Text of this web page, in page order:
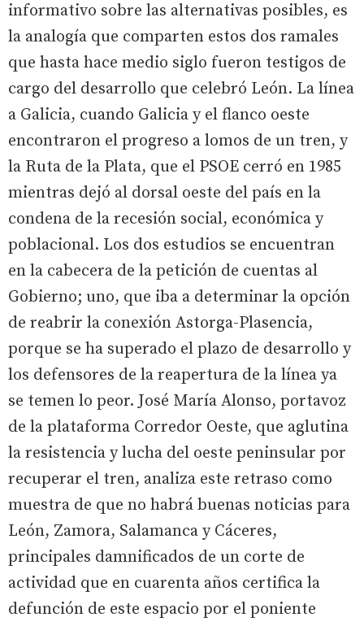
informativo sobre las alternativas posibles, es
la analogía que comparten estos dos ramales
que hasta hace medio siglo fueron testigos de
cargo del desarrollo que celebró León. La línea
a Galicia, cuando Galicia y el flanco oeste
encontraron el progreso a lomos de un tren, y
la Ruta de la Plata, que el PSOE cerró en 1985
mientras dejó al dorsal oeste del país en la
condena de la recesión social, económica y
poblacional. Los dos estudios se encuentran
en la cabecera de la petición de cuentas al
Gobierno; uno, que iba a determinar la opción
de reabrir la conexión Astorga-Plasencia,
porque se ha superado el plazo de desarrollo y
los defensores de la reapertura de la línea ya
se temen lo peor. José María Alonso, portavoz
de la plataforma Corredor Oeste, que aglutina
la resistencia y lucha del oeste peninsular por
recuperar el tren, analiza este retraso como
muestra de que no habrá buenas noticias para
León, Zamora, Salamanca y Cáceres,
principales damnificados de un corte de
actividad que en cuarenta años certifica la
defunción de este espacio por el poniente